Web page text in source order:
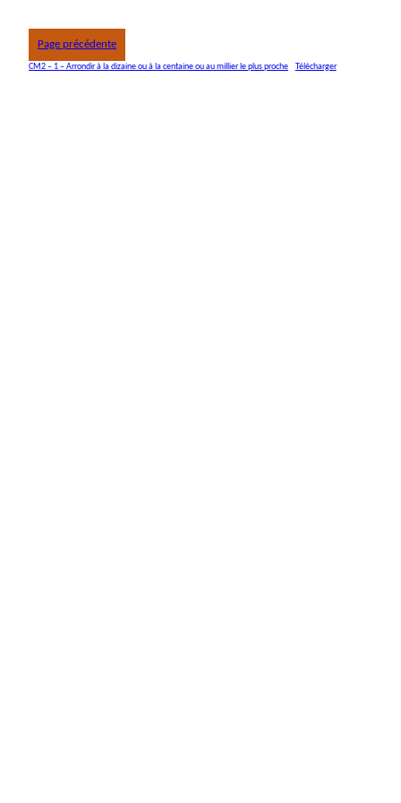
Page précédente
CM2 – 1 – Arrondir à la dizaine ou à la centaine ou au millier le plus proche Télécharger